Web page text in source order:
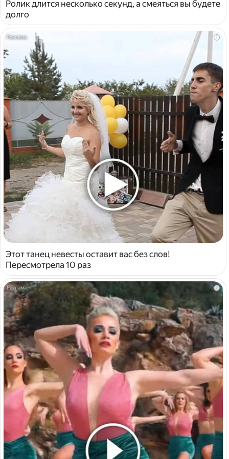
Ролик длится несколько секунд, а смеяться вы будете
долго
i
Этот танец невесты оставит вас без слов!
Пересмотрела 10 раз
i